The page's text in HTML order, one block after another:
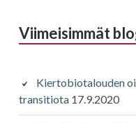
Viimeisimmät
Kiertobiotalouden
transitiota 17.9.2020